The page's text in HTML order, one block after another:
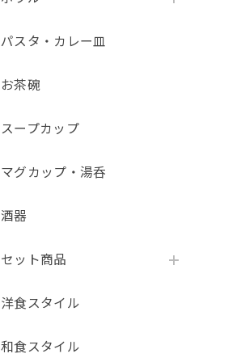
パスタ・カレー皿
お茶碗
スープカップ
マグカップ・湯呑
酒器
セット商品
洋食スタイル
和食スタイル